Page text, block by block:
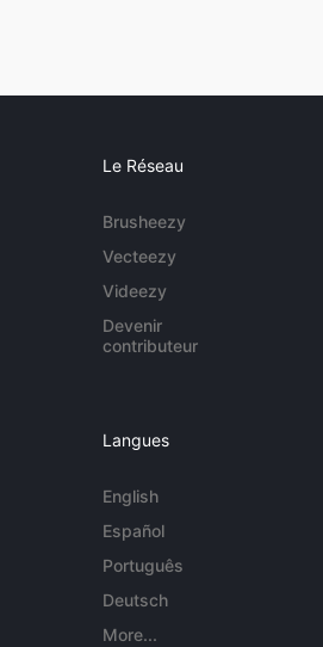
Le Réseau
Brusheezy
Vecteezy
Videezy
Devenir
contributeur
Langues
English
Español
Português
Deutsch
More...